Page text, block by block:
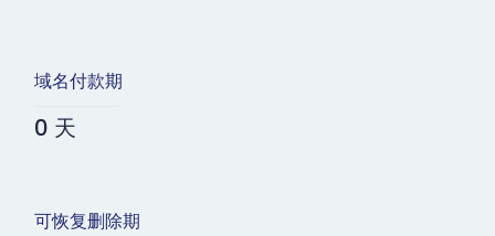
域名付款期
0 天
可恢复删除期